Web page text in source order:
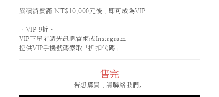
累積消費滿 NT$10,000元後，即可成為VIP
・VIP 9折・
VIP下單前請先訊息官網或Instagram
提供VIP手機號碼索取「折扣代碼」
售完
若想購買，請聯絡我們。